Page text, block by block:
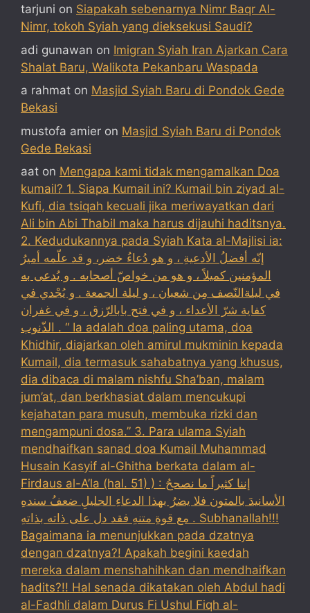
tarjuni on Siapakah sebenarnya Nimr Baqr Al-
Nimr, tokoh Syiah yang dieksekusi Saudi?
adi gunawan on Imigran Syiah Iran Ajarkan Cara
Shalat Baru, Walikota Pekanbaru Waspada
a rahmat on Masjid Syiah Baru di Pondok Gede
Bekasi
mustofa amier on Masjid Syiah Baru di Pondok
Gede Bekasi
aat on Mengapa kami tidak mengamalkan Doa
kumail? 1. Siapa Kumail ini? Kumail bin ziyad al-
Kufi, dia tsiqah kecuali jika meriwayatkan dari
Ali bin Abi Thabil maka harus dijauhi haditsnya.
2. Kedudukannya pada Syiah Kata al-Majlisi ia:
إنّه أفضلُ الأدعيةِ ، و هو دُعاءُ خضر، و قد علّمه أميرُ
المؤمنين كميلاً ، و هو من خواصّ أصحابه . و يُدعى به
في ليلةالنّصف مِن شعبان ، و ليلة الجمعة . و يُجْدي في
كفاية شرّ الأعداء ، و في فتح بابالرّزق ، و في غفران
الذّنوب . “ Ia adalah doa paling utama, doa
Khidhir, diajarkan oleh amirul mukminin kepada
Kumail, dia termasuk sahabatnya yang khusus,
dia dibaca di malam nishfu Sha’ban, malam
jum’at, dan berkhasiat dalam mencukupi
kejahatan para musuh, membuka rizki dan
mengampuni dosa.” 3. Para ulama Syiah
mendhaifkan sanad doa Kumail Muhammad
Husain Kasyif al-Ghitha berkata dalam al-
Firdaus al-A’la (hal. 51) ) : إننا كثيراً ما نصححُ
الأسانيدَ بالمتون فلا يضرُ بهذا الدعاءِ الجليلِ ضعفُ سندهِ
مع قوةِ متنهِ فقد دل على ذاته بذاتهِ . Subhanallah!!!
Bagaimana ia menunjukkan pada dzatnya
dengan dzatnya?! Apakah begini kaedah
mereka dalam menshahihkan dan mendhaifkan
hadits?!! Hal senada dikatakan oleh Abdul hadi
al-Fadhli dalam Durus Fi Ushul Fiqh al-